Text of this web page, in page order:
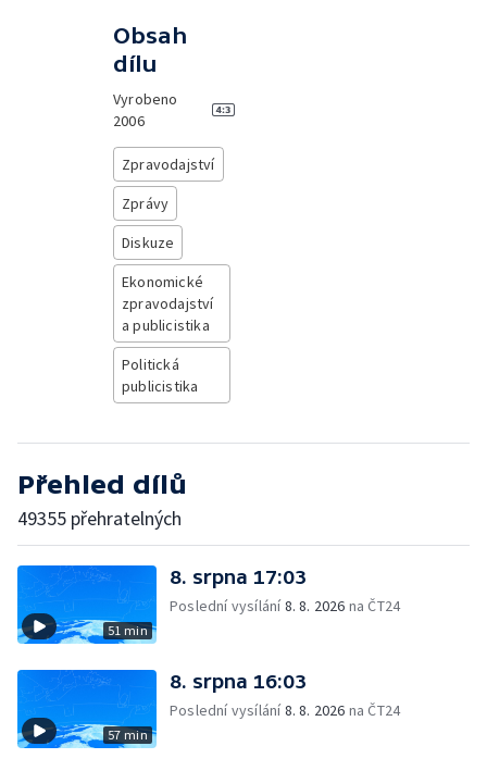
Obsah
dílu
Vyrobeno
2006
Zpravodajství
Zprávy
Diskuze
Ekonomické
zpravodajství
a publicistika
Politická
publicistika
Přehled dílů
49355 přehratelných
51 min
8. srpna 17:03
Poslední vysílání8. 8. 2026 na ČT24
57 min
8. srpna 16:03
Poslední vysílání8. 8. 2026 na ČT24